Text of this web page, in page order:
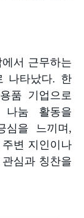
서 근무하는
나타났다. 한
품 기업으로
나눔 활동을
심을 느끼며 ,
변 지인이나
심과 칭찬을